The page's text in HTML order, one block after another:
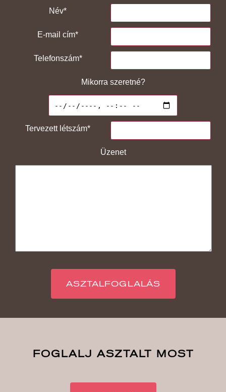
Név*
E-mail cím*
Telefonszám*
Mikorra szeretné?
Tervezett létszám*
Üzenet
ASZTALFOGLALÁS
FOGLALJ ASZTALT MOST